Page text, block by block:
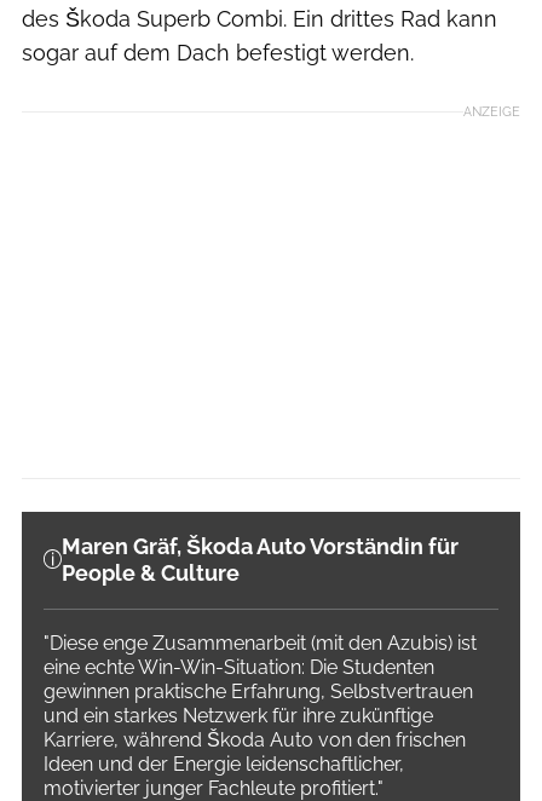
des Škoda Superb Combi. Ein drittes Rad kann
sogar auf dem Dach befestigt werden.
ANZEIGE
Maren Gräf, Škoda Auto Vorständin für
People & Culture
"Diese enge Zusammenarbeit (mit den Azubis) ist
eine echte Win-Win-Situation: Die Studenten
gewinnen praktische Erfahrung, Selbstvertrauen
und ein starkes Netzwerk für ihre zukünftige
Karriere, während Škoda Auto von den frischen
Ideen und der Energie leidenschaftlicher,
motivierter junger Fachleute profitiert."